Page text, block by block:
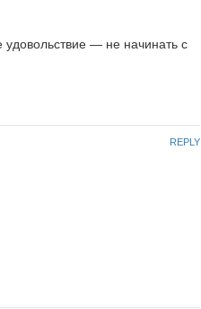
— не начинать с
REPLY